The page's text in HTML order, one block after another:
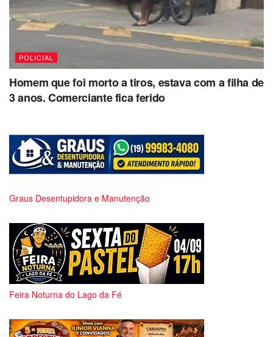
POLICIAL
Homem que foi morto a tiros, estava com a filha de
3 anos. Comerciante fica ferido
Graus Desentupidora e Manutenção
Feira Noturna do Lago da Fé